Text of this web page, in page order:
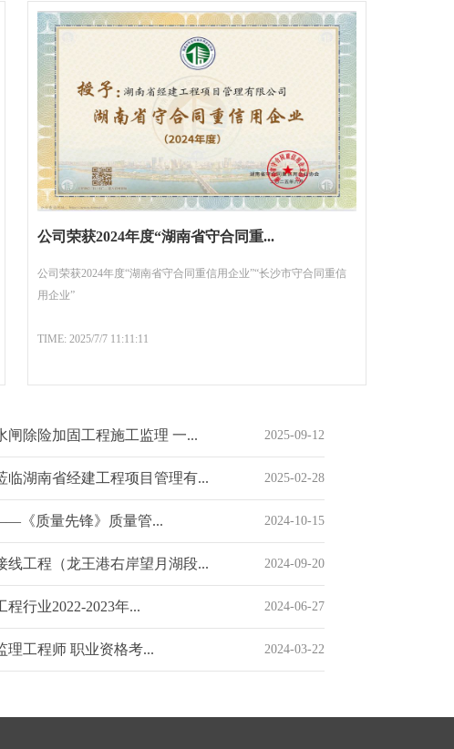
公司荣获2024年度“湖南省守合同重...
公司荣获2024年度“湖南省守合同重信用企业”“长沙市守合同重信
用企业”
TIME: 2025/7/7 11:11:11
闸除险加固工程施工监理 一... 2025-09-12
临湖南省经建工程项目管理有... 2025-02-28
《质量先锋》质量管... 2024-10-15
线工程（龙王港右岸望月湖段... 2024-09-20
行业2022-2023年... 2024-06-27
理工程师 职业资格考... 2024-03-22